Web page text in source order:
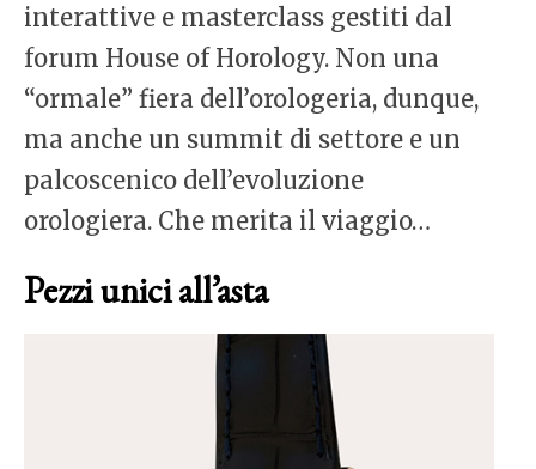
interattive e masterclass gestiti dal
forum House of Horology. Non una
“ormale” fiera dell’orologeria, dunque,
ma anche un summit di settore e un
palcoscenico dell’evoluzione
orologiera. Che merita il viaggio…
Pezzi unici all’asta